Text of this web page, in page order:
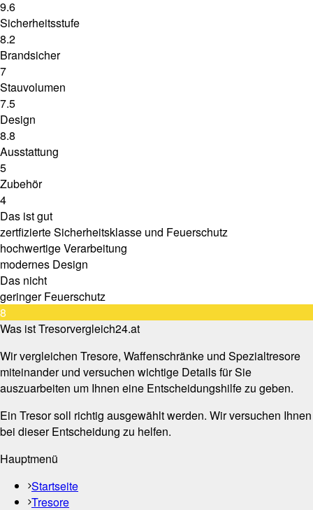
9.6
Sicherheitsstufe
8.2
Brandsicher
7
Stauvolumen
7.5
Design
8.8
Ausstattung
5
Zubehör
4
Das ist gut
zertfizierte Sicherheitsklasse und Feuerschutz
hochwertige Verarbeitung
modernes Design
Das nicht
geringer Feuerschutz
8
Was ist Tresorvergleich24.at
Wir vergleichen Tresore, Waffenschränke und Spezialtresore
miteinander und versuchen wichtige Details für Sie
auszuarbeiten um Ihnen eine Entscheidungshilfe zu geben.
Ein Tresor soll richtig ausgewählt werden. Wir versuchen Ihnen
bei dieser Entscheidung zu helfen.
Hauptmenü
Startseite
Tresore